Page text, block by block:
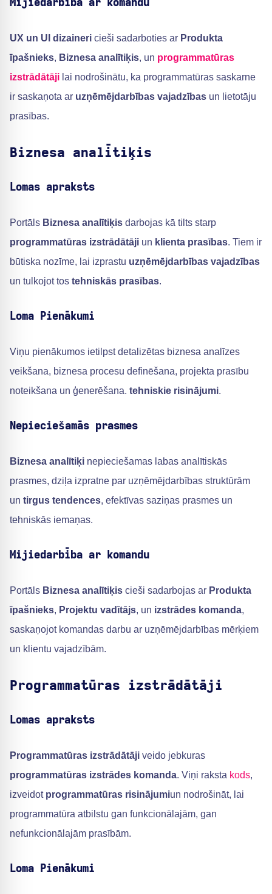
Mijiedarbība ar komandu
UX un UI dizaineri cieši sadarboties ar Produkta
īpašnieks, Biznesa analītiķis, un programmatūras
izstrādātāji lai nodrošinātu, ka programmatūras saskarne
ir saskaņota ar uzņēmējdarbības vajadzības un lietotāju
prasības.
Biznesa analītiķis
Lomas apraksts
Portāls Biznesa analītiķis darbojas kā tilts starp
programmatūras izstrādātāji un klienta prasības. Tiem ir
būtiska nozīme, lai izprastu uzņēmējdarbības vajadzības
un tulkojot tos tehniskās prasības.
Loma Pienākumi
Viņu pienākumos ietilpst detalizētas biznesa analīzes
veikšana, biznesa procesu definēšana, projekta prasību
noteikšana un ģenerēšana. tehniskie risinājumi.
Nepieciešamās prasmes
Biznesa analītiķi nepieciešamas labas analītiskās
prasmes, dziļa izpratne par uzņēmējdarbības struktūrām
un tirgus tendences, efektīvas saziņas prasmes un
tehniskās iemaņas.
Mijiedarbība ar komandu
Portāls Biznesa analītiķis cieši sadarbojas ar Produkta
īpašnieks, Projektu vadītājs, un izstrādes komanda,
saskaņojot komandas darbu ar uzņēmējdarbības mērķiem
un klientu vajadzībām.
Programmatūras izstrādātāji
Lomas apraksts
Programmatūras izstrādātāji veido jebkuras
programmatūras izstrādes komanda. Viņi raksta kods,
izveidot programmatūras risinājumiun nodrošināt, lai
programmatūra atbilstu gan funkcionālajām, gan
nefunkcionālajām prasībām.
Loma Pienākumi